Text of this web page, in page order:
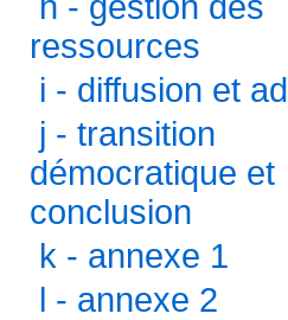
ressources
i - diffusion et
j - transition
démocratique et
conclusion
k - annexe 1
l - annexe 2